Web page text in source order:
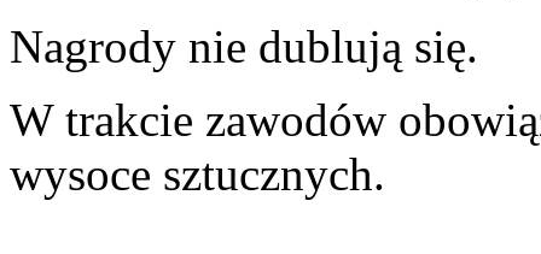
Nagrody nie dublują się.
W trakcie zawodów
wysoce sztucznych.